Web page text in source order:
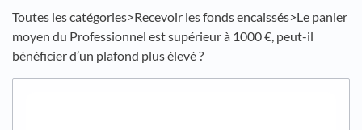
Toutes les catégories​>​​Recevoir les fonds encaissés​>​ Le panier
moyen du Professionnel est supérieur à 1000 €, peut-il
bénéficier d’un plafond plus élevé ?